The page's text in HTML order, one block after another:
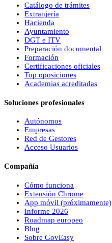
Catálogo de trámites
Extranjería
Hacienda
Ayuntamiento
DGT e ITV
Preparación documental
Formación
Certificaciones oficiales
Top oposiciones
Academias acreditadas
Soluciones profesionales
Autónomos
Empresas
Red de Gestores
Acceso Usuarios
Compañía
Cómo funciona
Extensión Chrome
App móvil (próximamente)
Informe 2026
Roadmap europeo
Blog
Sobre GovEasy